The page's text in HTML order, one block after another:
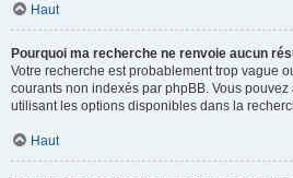
Haut
Pourquoi ma recherche ne renvoie aucun
Votre recherche est probablement trop vague
courants non indexés par phpBB. Vous
utilisant les options disponibles dans la
Haut